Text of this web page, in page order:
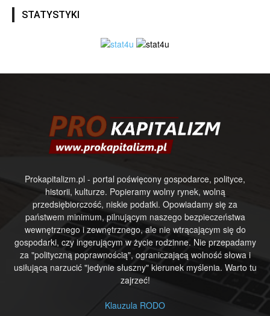
STATYSTYKI
Prokapitalizm.pl - portal poświęcony gospodarce, polityce,
historii, kulturze. Popieramy wolny rynek, wolną
przedsiębiorczość, niskie podatki. Opowiadamy się za
państwem minimum, pilnującym naszego bezpieczeństwa
wewnętrznego i zewnętrznego, ale nie wtrącającym się do
gospodarki, czy ingerującym w życie rodzinne. Nie przepadamy
za "polityczną poprawnością", ograniczającą wolność słowa i
usiłującą narzucić "jedynie słuszny" kierunek myślenia. Warto tu
zajrzeć!
Klauzula RODO